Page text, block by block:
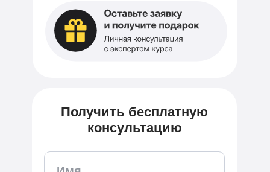
Получить бесплатную
консультацию